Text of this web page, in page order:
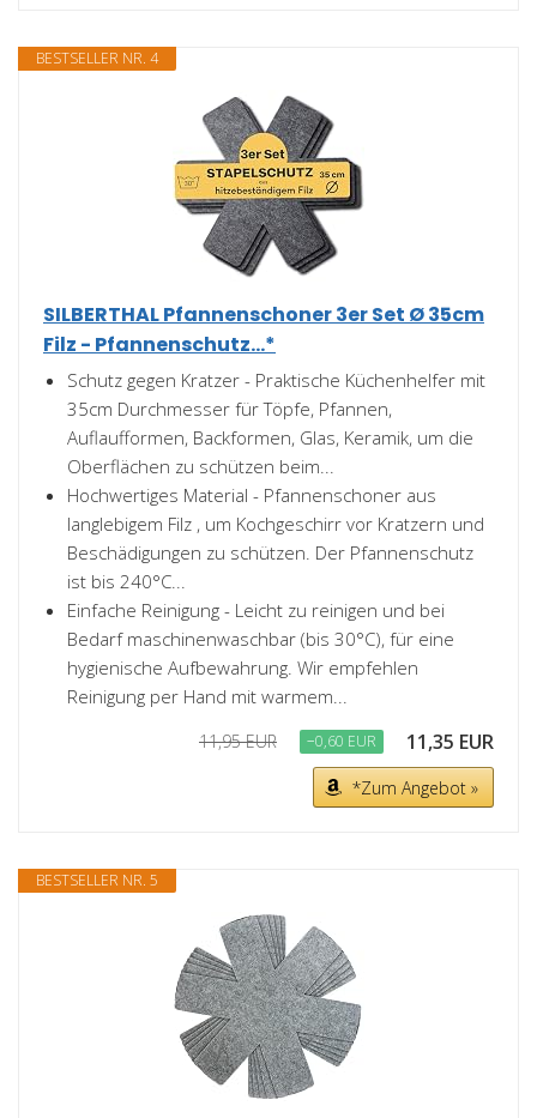
BESTSELLER NR. 4
SILBERTHAL Pfannenschoner 3er Set Ø 35cm
Filz - Pfannenschutz...*
Schutz gegen Kratzer - Praktische Küchenhelfer mit
35cm Durchmesser für Töpfe, Pfannen,
Auflaufformen, Backformen, Glas, Keramik, um die
Oberflächen zu schützen beim...
Hochwertiges Material - Pfannenschoner aus
langlebigem Filz , um Kochgeschirr vor Kratzern und
Beschädigungen zu schützen. Der Pfannenschutz
ist bis 240°C...
Einfache Reinigung - Leicht zu reinigen und bei
Bedarf maschinenwaschbar (bis 30°C), für eine
hygienische Aufbewahrung. Wir empfehlen
Reinigung per Hand mit warmem...
11,95 EUR −0,60 EUR 11,35 EUR
*Zum Angebot »
BESTSELLER NR. 5